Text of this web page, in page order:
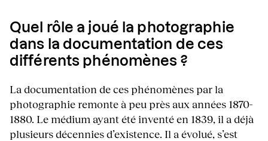
Quel rôle a joué la photographie
dans la documentation de ces
différents phénomènes ?
La documentation de ces phénomènes par la
photographie remonte à peu près aux années 1870-
1880. Le médium ayant été inventé en 1839, il a déjà
plusieurs décennies d’existence. Il a évolué, s’est